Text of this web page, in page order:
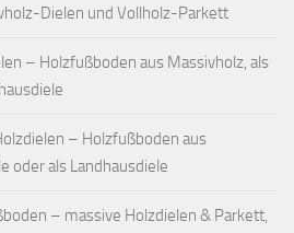
Dielen und Vollholz-Parkett
– Holzfußboden aus Massivholz, als
– Holzfußboden aus
oder als Landhausdiele
– massive Holzdielen & Parkett,